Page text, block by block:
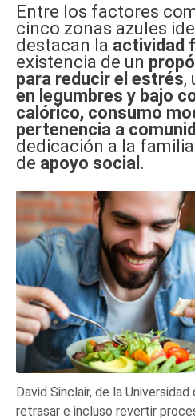
Entre los factores
cinco zonas azules
destacan la actividad
existencia de un
para reducir el estrés,
en legumbres y bajo
calórico, consumo
pertenencia a
dedicación a la
de apoyo social .
David Sinclair, de la
retrasar e incluso revertir